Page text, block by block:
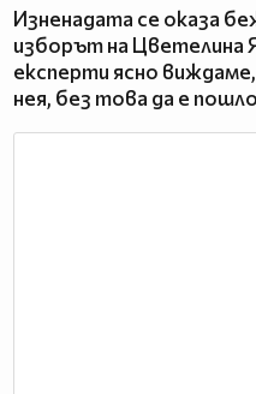
Изненадата се оказа
изборът на Цветелина
експерти ясно
нея, без това да е